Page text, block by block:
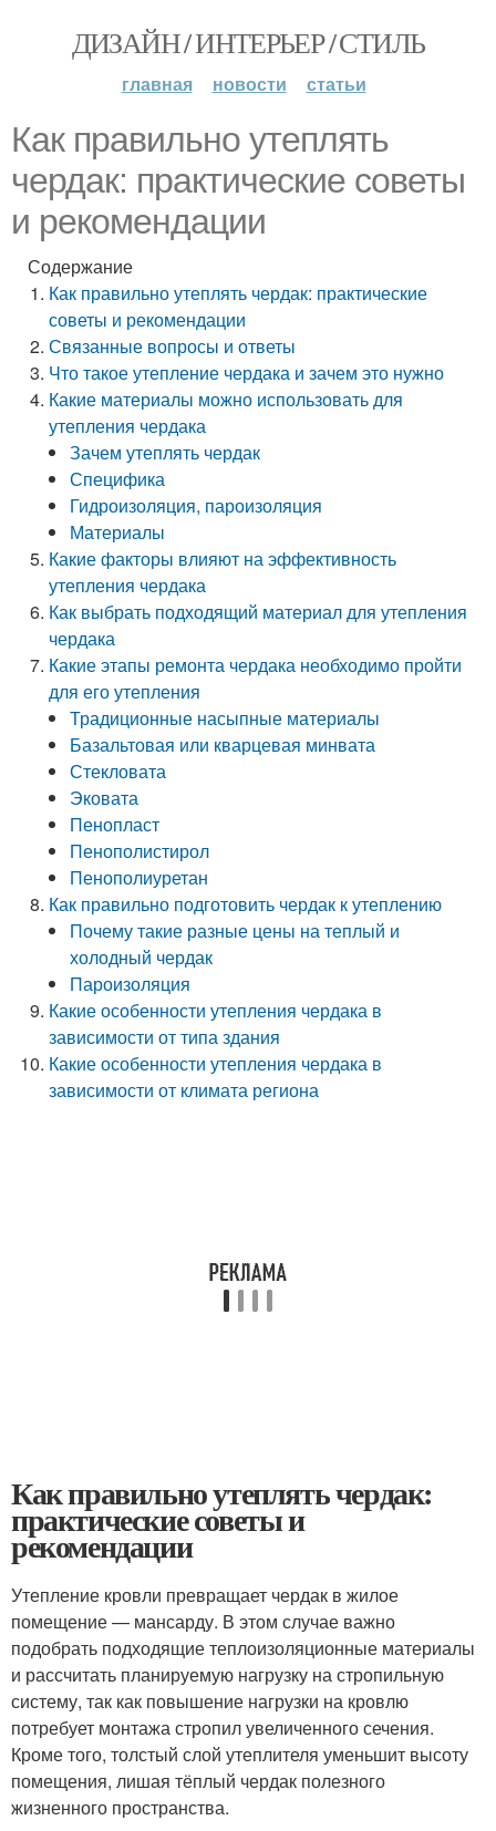
ДИЗАЙН / ИНТЕРЬЕР / СТИЛЬ
главная новости статьи
Как правильно утеплять
чердак: практические советы
и рекомендации
Содержание
Как правильно утеплять чердак: практические
советы и рекомендации
Связанные вопросы и ответы
Что такое утепление чердака и зачем это нужно
Какие материалы можно использовать для
утепления чердака
Зачем утеплять чердак
Специфика
Гидроизоляция, пароизоляция
Материалы
Какие факторы влияют на эффективность
утепления чердака
Как выбрать подходящий материал для утепления
чердака
Какие этапы ремонта чердака необходимо пройти
для его утепления
Традиционные насыпные материалы
Базальтовая или кварцевая минвата
Стекловата
Эковата
Пенопласт
Пенополистирол
Пенополиуретан
Как правильно подготовить чердак к утеплению
Почему такие разные цены на теплый и
холодный чердак
Пароизоляция
Какие особенности утепления чердака в
зависимости от типа здания
Какие особенности утепления чердака в
зависимости от климата региона
Как правильно утеплять чердак:
практические советы и
рекомендации
Утепление кровли превращает чердак в жилое
помещение — мансарду. В этом случае важно
подобрать подходящие теплоизоляционные материалы
и рассчитать планируемую нагрузку на стропильную
систему, так как повышение нагрузки на кровлю
потребует монтажа стропил увеличенного сечения.
Кроме того, толстый слой утеплителя уменьшит высоту
помещения, лишая тёплый чердак полезного
жизненного пространства.